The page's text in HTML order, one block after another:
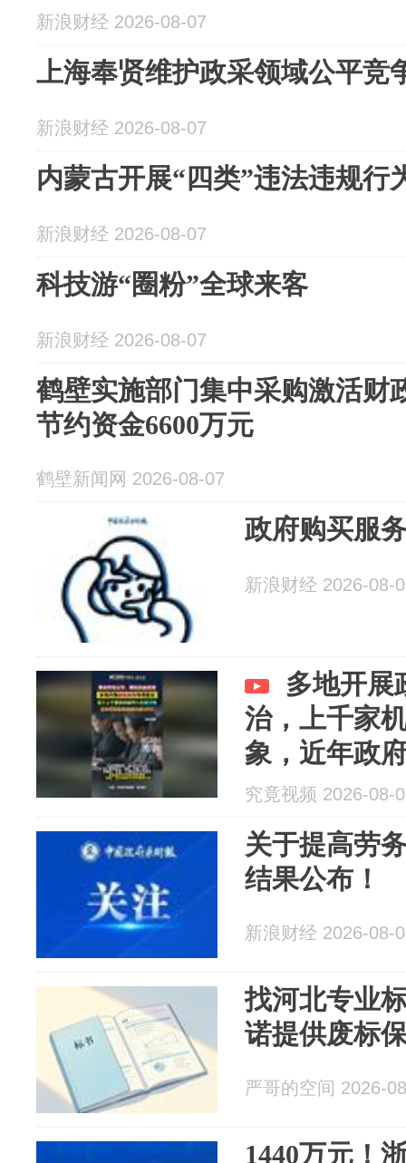
新浪财经 2026-08-07
上海奉贤维护政采领域公平竞
新浪财经 2026-08-07
内蒙古开展“四类”违法违规行
新浪财经 2026-08-07
科技游“圈粉”全球来客
新浪财经 2026-08-07
鹤壁实施部门集中采购激活财
节约资金6600万元
鹤壁新闻网 2026-08-07
政府购买服
新浪财经 2026-08-
多地开展
治，上千家
象，近年政
亿
究竟视频 2026-08-
关于提高劳
结果公布！
新浪财经 2026-08-
找河北专业
诺提供废标
严哥的空间 2026-
1440万元！